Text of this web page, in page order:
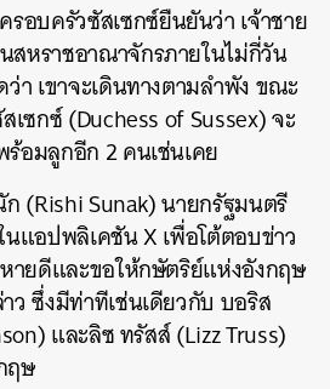
รอบครัวซัสเซกซ์ยืนยันว่า เจ้าชาย
สหราชอาณาจักรภายในไม่กี่วัน
า เขาจะเดินทางตามลำพัง ขณะ
ซกซ์ (Duchess of Sussex) จะ
อมลูกอีก 2 คนเช่นเคย
(Rishi Sunak) นายกรัฐมนตรี
แอปพลิเคชัน X เพื่อโต้ตอบข่าว
ายดีและขอให้กษัตริย์แห่งอังกฤษ
ว ซึ่งมีท่าทีเช่นเดียวกับ บอริส
และลิซ ทรัสส์ (Lizz Truss)
ฤษ